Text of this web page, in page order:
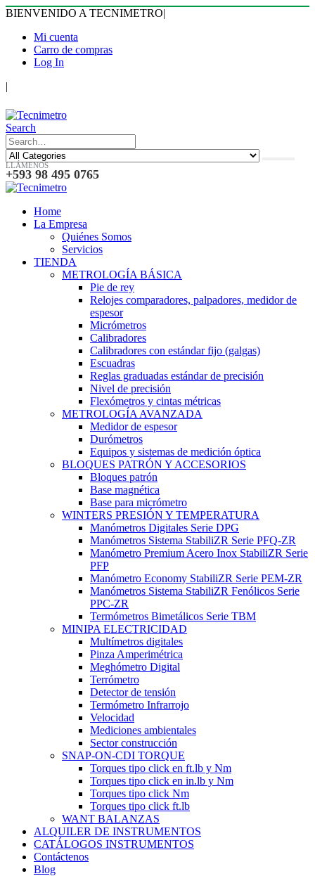
BIENVENIDO A TECNIMETRO|
Mi cuenta
Carro de compras
Log In
|
Search
LLÁMENOS
+593 98 495 0765
Home
La Empresa
Quiénes Somos
Servicios
TIENDA
METROLOGÍA BÁSICA
Pie de rey
Relojes comparadores, palpadores, medidor de
espesor
Micrómetros
Calibradores
Calibradores con estándar fijo (galgas)
Escuadras
Reglas graduadas estándar de precisión
Nivel de precisión
Flexómetros y cintas métricas
METROLOGÍA AVANZADA
Medidor de espesor
Durómetros
Equipos y sistemas de medición óptica
BLOQUES PATRÓN Y ACCESORIOS
Bloques patrón
Base magnética
Base para micrómetro
WINTERS PRESIÓN Y TEMPERATURA
Manómetros Digitales Serie DPG
Manómetros Sistema StabiliZR Serie PFQ-ZR
Manómetro Premium Acero Inox StabiliZR Serie
PFP
Manómetro Economy StabiliZR Serie PEM-ZR
Manómetros Sistema StabiliZR Fenólicos Serie
PPC-ZR
Termómetros Bimetálicos Serie TBM
MINIPA ELECTRICIDAD
Multímetros digitales
Pinza Amperimétrica
Meghómetro Digital
Terrómetro
Detector de tensión
Termómetro Infrarrojo
Velocidad
Mediciones ambientales
Sector construcción
SNAP-ON-CDI TORQUE
Torques tipo click en ft.lb y Nm
Torques tipo click en in.lb y Nm
Torques tipo click Nm
Torques tipo click ft.lb
WANT BALANZAS
ALQUILER DE INSTRUMENTOS
CATÁLOGOS INSTRUMENTOS
Contáctenos
Blog